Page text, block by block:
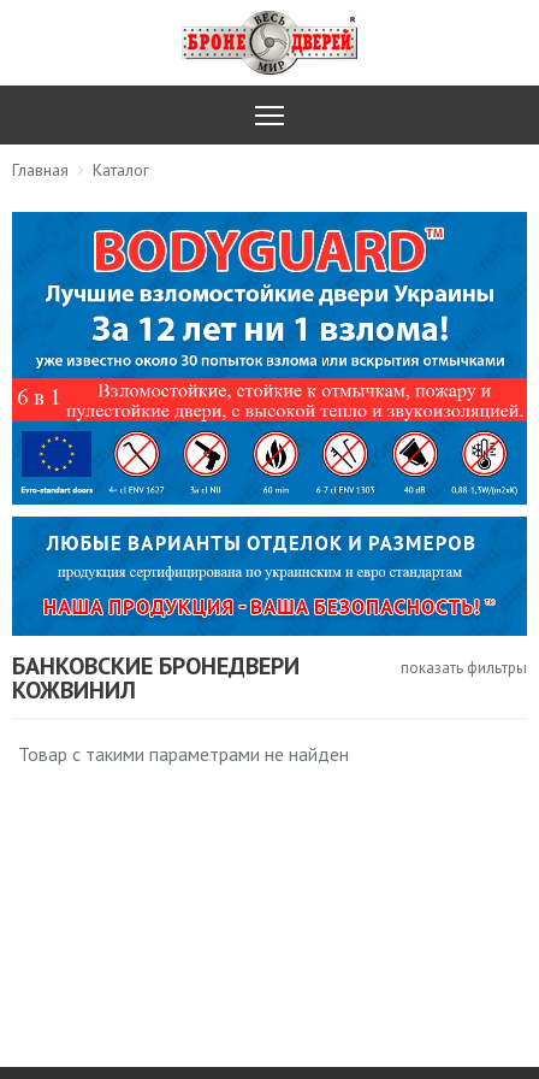
Главная Каталог
БАНКОВСКИЕ БРОНЕДВЕРИ
КОЖВИНИЛ
показать фильтры
Товар с такими параметрами не найден